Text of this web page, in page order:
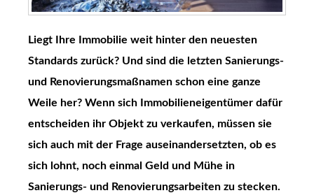
Liegt Ihre Immobilie weit hinter den neuesten
Standards zurück? Und sind die letzten Sanierungs-
und Renovierungsmaßnamen schon eine ganze
Weile her? Wenn sich Immobilieneigentümer dafür
entscheiden ihr Objekt zu verkaufen, müssen sie
sich auch mit der Frage auseinandersetzten, ob es
sich lohnt, noch einmal Geld und Mühe in
Sanierungs- und Renovierungsarbeiten zu stecken.